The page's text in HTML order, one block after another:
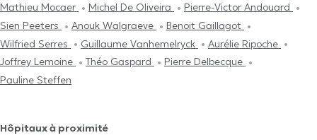
Mathieu Mocaer
Michel De Oliveira
Pierre-Victor Andouard
Sien Peeters
Anouk Walgraeve
Benoit Gaillagot
Wilfried Serres
Guillaume Vanhemelryck
Aurélie Ripoche
Joffrey Lemoine
Théo Gaspard
Pierre Delbecque
Pauline Steffen
Hôpitaux à proximité